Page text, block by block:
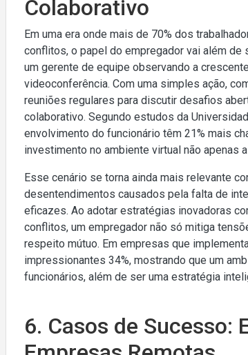
Colaborativo
Em uma era onde mais de 70% dos
conflitos, o papel do empregador vai além
um gerente de equipe observando a
videoconferência. Com uma simples ação,
reuniões regulares para discutir desafios
colaborativo. Segundo estudos da
envolvimento do funcionário têm 21% mais
investimento no ambiente virtual não apenas
Esse cenário se torna ainda mais relevante
desentendimentos causados pela falta de
eficazes. Ao adotar estratégias inovadoras
conflitos, um empregador não só mitiga
respeito mútuo. Em empresas que
impressionantes 34%, mostrando que um
funcionários, além de ser uma estratégia
6. Casos de Sucesso: